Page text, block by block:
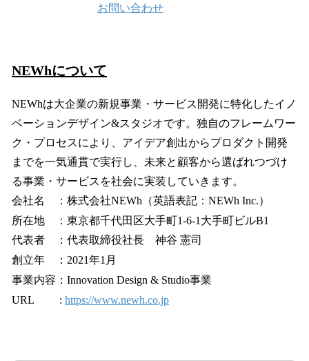
お問い合わせ
NEWhについて
NEWhは大企業の新規事業・サービス開発に特化したイノ
ベーションデザイン&スタジオです。独自のフレームワー
ク・プロセスにより、アイデア創出からプロダクト開発
までを一気通貫で実行し、未来と顧客から選ばれつづけ
る事業・サービスを社会に実装していきます。
会社名 ：株式会社NEWh（英語表記：NEWh Inc.）
所在地 ：東京都千代田区大手町1-6-1大手町ビルB1
代表者 ：代表取締役社長 神谷 憲司
創立年 ：2021年1月
事業内容：Innovation Design & Studio事業
URL : https://www.newh.co.jp